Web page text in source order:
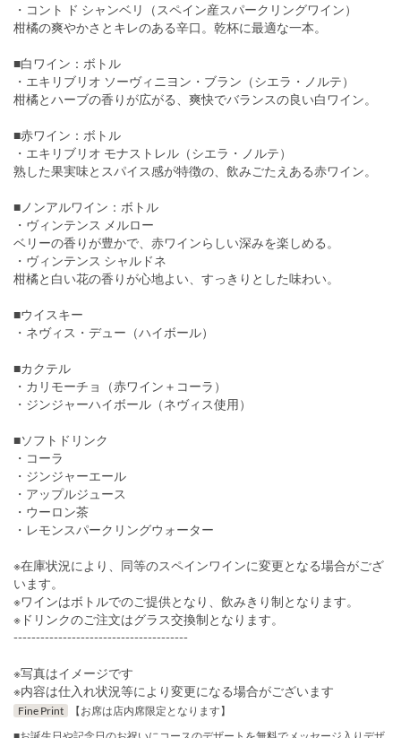
・コント ド シャンベリ（スペイン産スパークリングワイン）
柑橘の爽やかさとキレのある辛口。乾杯に最適な一本。
■白ワイン：ボトル
・エキリブリオ ソーヴィニヨン・ブラン（シエラ・ノルテ）
柑橘とハーブの香りが広がる、爽快でバランスの良い白ワイン。
■赤ワイン：ボトル
・エキリブリオ モナストレル（シエラ・ノルテ）
熟した果実味とスパイス感が特徴の、飲みごたえある赤ワイン。
■ノンアルワイン：ボトル
・ヴィンテンス メルロー
ベリーの香りが豊かで、赤ワインらしい深みを楽しめる。
・ヴィンテンス シャルドネ
柑橘と白い花の香りが心地よい、すっきりとした味わい。
■ウイスキー
・ネヴィス・デュー（ハイボール）
■カクテル
・カリモーチョ（赤ワイン＋コーラ）
・ジンジャーハイボール（ネヴィス使用）
■ソフトドリンク
・コーラ
・ジンジャーエール
・アップルジュース
・ウーロン茶
・レモンスパークリングウォーター
※在庫状況により、同等のスペインワインに変更となる場合がござ
います。
※ワインはボトルでのご提供となり、飲みきり制となります。
※ドリンクのご注文はグラス交換制となります。
---------------------------------------
※写真はイメージです
※内容は仕入れ状況等により変更になる場合がございます
Fine Print
【お席は店内席限定となります】